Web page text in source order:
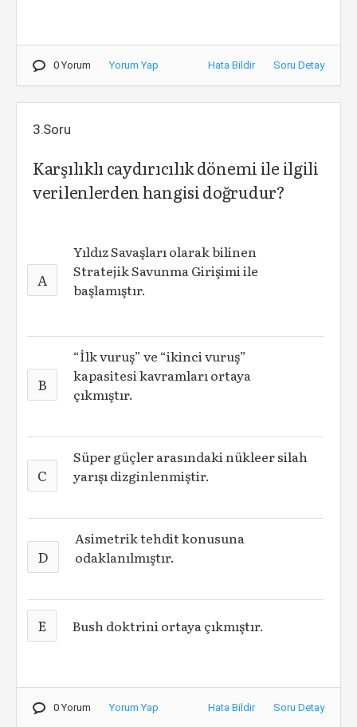
0 Yorum Yorum Yap Hata Bildir Soru Detay
3.Soru
Karşılıklı caydırıcılık dönemi ile ilgili
verilenlerden hangisi doğrudur?
A
Yıldız Savaşları olarak bilinen
Stratejik Savunma Girişimi ile
başlamıştır.
B
“İlk vuruş” ve “ikinci vuruş”
kapasitesi kavramları ortaya
çıkmıştır.
C
Süper güçler arasındaki nükleer silah
yarışı dizginlenmiştir.
D
Asimetrik tehdit konusuna
odaklanılmıştır.
E Bush doktrini ortaya çıkmıştır.
0 Yorum Yorum Yap Hata Bildir Soru Detay